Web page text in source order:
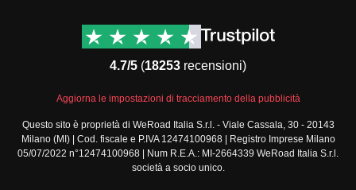
Viaggi di gruppo Nord
Viaggi di gruppo Centro
Viaggi di gruppo Sud
America
Viaggi di gruppo Africa
Viaggi di gruppo Medio
Contatti
Termini e condizioni
Condizioni generali
standard
Policy annullamento
viaggio
4.7/5 (18253 recensioni)
Aggiorna le impostazioni di tracciamento della pubblicità
Questo sito è proprietà di WeRoad Italia S.r.l. - Viale Cassala, 30 - 20143
Milano (MI) | Cod. fiscale e P.IVA 12474100968 | Registro Imprese Milano
05/07/2022 n°12474100968 | Num R.E.A.: MI-2664339 WeRoad Italia S.r.l.
società a socio unico.